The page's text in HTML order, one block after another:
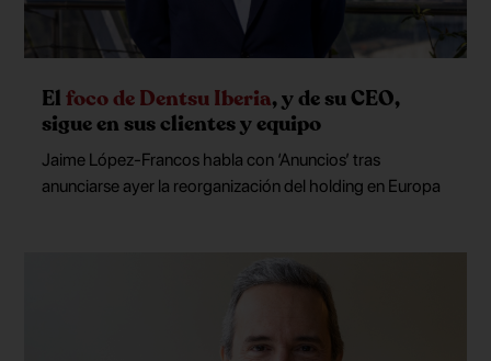
Elfoco de Dentsu Iberia, y de su CEO,
sigue en sus clientes y equipo
Jaime López-Francos habla con ‘Anuncios’ tras
anunciarse ayer la reorganización del holding en Europa